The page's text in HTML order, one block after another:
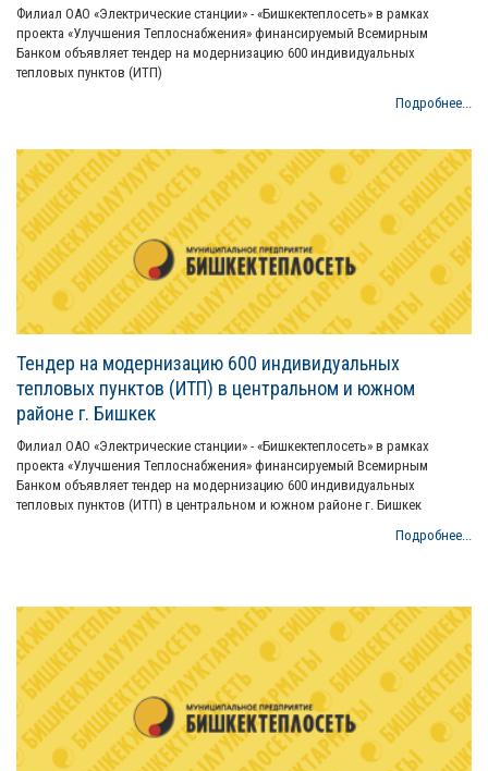
Филиал ОАО «Электрические станции» - «Бишкектеплосеть» в рамках
проекта «Улучшения Теплоснабжения» финансируемый Всемирным
Банком объявляет тендер на модернизацию 600 индивидуальных
тепловых пунктов (ИТП)
Подробнее...
Тендер на модернизацию 600 индивидуальных
тепловых пунктов (ИТП) в центральном и южном
районе г. Бишкек
Филиал ОАО «Электрические станции» - «Бишкектеплосеть» в рамках
проекта «Улучшения Теплоснабжения» финансируемый Всемирным
Банком объявляет тендер на модернизацию 600 индивидуальных
тепловых пунктов (ИТП) в центральном и южном районе г. Бишкек
Подробнее...